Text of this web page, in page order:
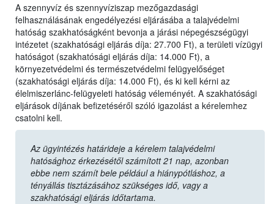
A szennyvíz és szennyvíziszap mezőgazdasági
felhasználásának engedélyezési eljárásába a talajvédelmi
hatóság szakhatóságként bevonja a járási népegészségügyi
intézetet (szakhatósági eljárás díja: 27.700 Ft), a területi vízügyi
hatóságot (szakhatósági eljárás díja: 14.000 Ft), a
környezetvédelmi és természetvédelmi felügyelőséget
(szakhatósági eljárás díja: 14.000 Ft), és ki kell kérni az
élelmiszerlánc-felügyeleti hatóság véleményét. A szakhatósági
eljárások díjának befizetéséről szóló igazolást a kérelemhez
csatolni kell.
Az ügyintézés határideje a kérelem talajvédelmi
hatósághoz érkezésétől számított 21 nap, azonban
ebbe nem számít bele például a hiánypótláshoz, a
tényállás tisztázásához szükséges idő, vagy a
szakhatósági eljárás időtartama.